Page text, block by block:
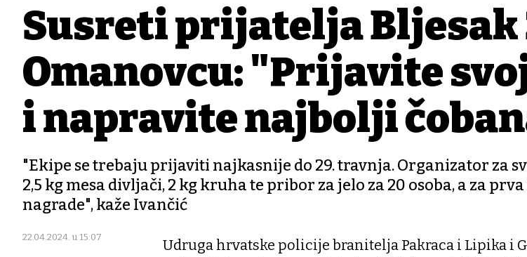
Susreti prijatelja Bljesak
Omanovcu: "Prijavite
i napravite najbolji
"Ekipe se trebaju prijaviti najkasnije do 29. travnja. Organizator za
2,5 kg mesa divljači, 2 kg kruha te pribor za jelo za 20 osoba, a za
nagrade", kaže Ivančić
22.04.2024. u 15:07
Udruga hrvatske policije branitelja Pakraca i Lipika i